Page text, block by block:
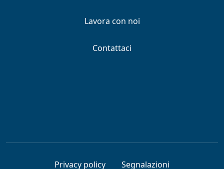
Lavora con noi
Contattaci
Privacy policy Segnalazioni